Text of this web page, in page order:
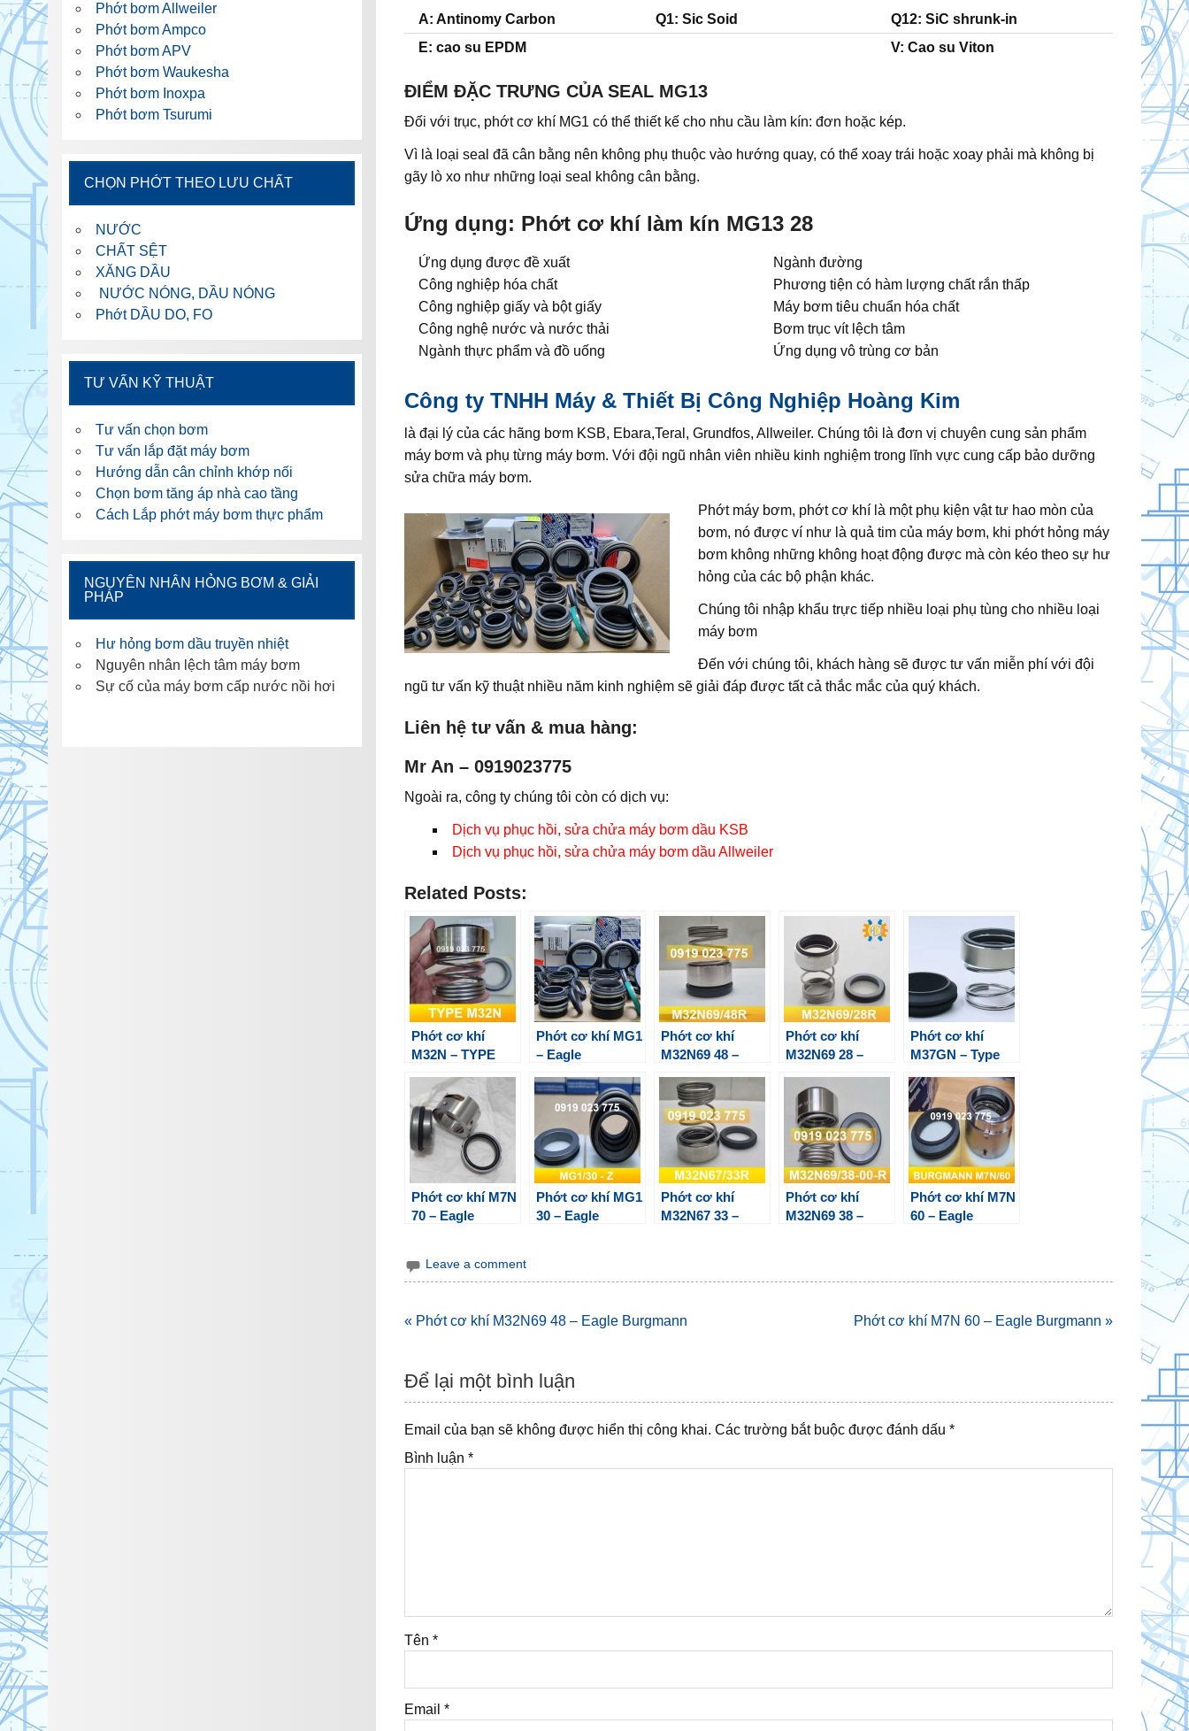
A: Antinomy Carbon Q1: Sic Soid
Q12: SiC shrunk-in
E: cao su EPDM
V: Cao su Viton
ĐIỂM ĐẶC TRƯNG CỦA SEAL MG13
Đối với trục, phớt cơ khí MG1 có thể thiết kế cho nhu cầu làm kín: đơn hoặc kép.
Vì là loại seal đã cân bằng nên không phụ thuộc vào hướng quay, có thể xoay trái hoặc xoay phải mà không bị
gãy lò xo như những loại seal không cân bằng.
Ứng dụng: Phớt cơ khí làm kín MG13 28
Ứng dụng được đề xuất
Công nghiệp hóa chất
Công nghiệp giấy và bột giấy
Công nghệ nước và nước thải
Ngành thực phẩm và đồ uống
Ngành đường
Phương tiện có hàm lượng chất rắn thấp
Máy bơm tiêu chuẩn hóa chất
Bơm trục vít lệch tâm
Ứng dụng vô trùng cơ bản
Công ty TNHH Máy & Thiết Bị Công Nghiệp Hoàng Kim
là đại lý của các hãng bơm KSB, Ebara,Teral, Grundfos, Allweiler. Chúng tôi là đơn vị chuyên cung sản phẩm
máy bơm và phụ từng máy bơm. Với đội ngũ nhân viên nhiều kinh nghiệm trong lĩnh vực cung cấp bảo dưỡng
sửa chữa máy bơm.
Phớt máy bơm, phớt cơ khí là một phụ kiện vật tư hao mòn của
bơm, nó được ví như là quả tim của máy bơm, khi phớt hỏng máy
bơm không những không hoạt động được mà còn kéo theo sự hư
hỏng của các bộ phận khác.
Chúng tôi nhập khẩu trực tiếp nhiều loại phụ tùng cho nhiều loại
máy bơm
Đến với chúng tôi, khách hàng sẽ được tư vấn miễn phí với đội
ngũ tư vấn kỹ thuật nhiều năm kinh nghiệm sẽ giải đáp được tất cả thắc mắc của quý khách.
Liên hệ tư vấn & mua hàng:
Mr An – 0919023775
Ngoài ra, công ty chúng tôi còn có dịch vụ:
Dịch vụ phục hồi, sửa chửa máy bơm dầu KSB
Dịch vụ phục hồi, sửa chửa máy bơm dầu Allweiler
Related Posts:
Phớt cơ khí
M32N – TYPE
Burgmann
Phớt cơ khí MG1
– Eagle
Phớt cơ khí
M32N69 48 –
Phớt cơ khí
M32N69 28 –
Phớt cơ khí
M37GN – Type
Burgmann
Phớt cơ khí M7N
70 – Eagle
Phớt cơ khí MG1
30 – Eagle
Phớt cơ khí
M32N67 33 –
Phớt cơ khí
M32N69 38 –
Phớt cơ khí M7N
60 – Eagle
Leave a comment
Điều
viết
« Phớt cơ khí M32N69 48 – Eagle Burgmann Phớt cơ khí M7N 60 – Eagle Burgmann »
Để lại một bình luận
Email của bạn sẽ không được hiển thị công khai. Các trường bắt buộc được đánh dấu *
Bình luận *
Tên *
Email *
Phớt bơm Allweiler
Phớt bơm Ampco
Phớt bơm APV
Phớt bơm Waukesha
Phớt bơm Inoxpa
Phớt bơm Tsurumi
CHỌN PHỚT THEO LƯU CHẤT
NƯỚC
CHẤT SỆT
XĂNG DẦU
NƯỚC NÓNG, DẦU NÓNG
Phớt DẦU DO, FO
TƯ VẤN KỸ THUẬT
Tư vấn chọn bơm
Tư vấn lắp đặt máy bơm
Hướng dẫn cân chỉnh khớp nối
Chọn bơm tăng áp nhà cao tầng
Cách Lắp phớt máy bơm thực phẩm
NGUYÊN NHÂN HỎNG BƠM & GIẢI
PHÁP
Hư hỏng bơm dầu truyền nhiệt
Nguyên nhân lệch tâm máy bơm
Sự cố của máy bơm cấp nước nồi hơi